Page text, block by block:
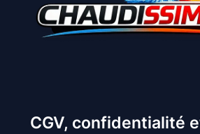
CGV, confidentialité